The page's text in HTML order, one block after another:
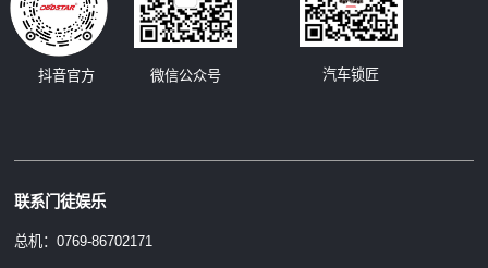
微信公众号
抖音官方 汽车锁匠
联系门徒娱乐
总机：0769-86702171